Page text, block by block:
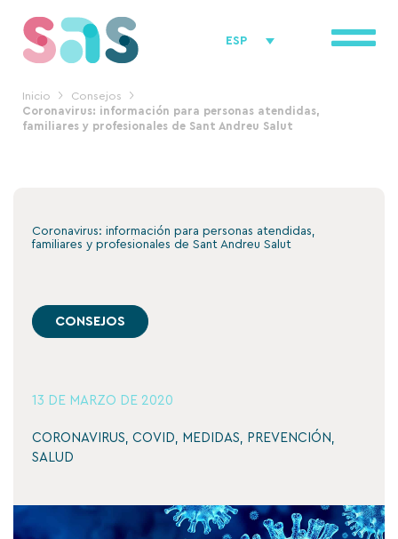
contenido
ESP
Inicio
Consejos
Coronavirus: información para personas atendidas,
familiares y profesionales de Sant Andreu Salut
Coronavirus: información para personas atendidas,
familiares y profesionales de Sant Andreu Salut
CONSEJOS
13 DE MARZO DE 2020
CORONAVIRUS COVID MEDIDAS PREVENCIÓN
SALUD